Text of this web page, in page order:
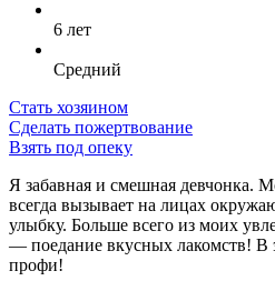
6 лет
Средний
Стать хозяином
Сделать пожертвование
Взять под опеку
Я забавная и смешная девчонка.
всегда вызывает на лицах
улыбку. Больше всего из моих
— поедание вкусных лакомств! В
профи!